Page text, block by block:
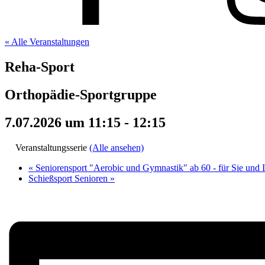
« Alle Veranstaltungen
Reha-Sport
Orthopädie-Sportgruppe
7.07.2026 um 11:15 - 12:15
Veranstaltungsserie (Alle ansehen)
« Seniorensport "Aerobic und Gymnastik" ab 60 - für Sie und
Schießsport Senioren »